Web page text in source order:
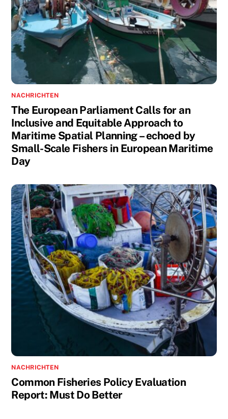
NACHRICHTEN
The European Parliament Calls for an
Inclusive and Equitable Approach to
Maritime Spatial Planning – echoed by
Small-Scale Fishers in European Maritime
Day
NACHRICHTEN
Common Fisheries Policy Evaluation
Report: Must Do Better